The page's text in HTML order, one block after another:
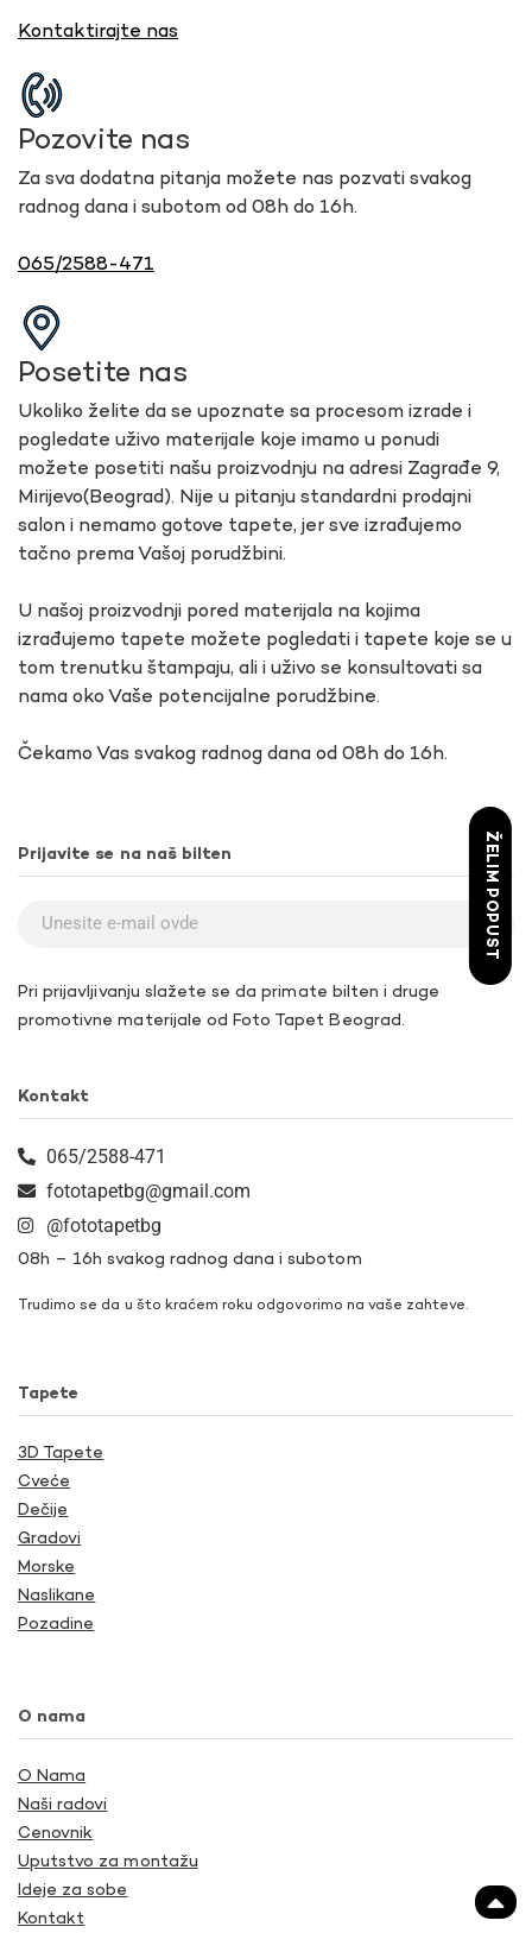
Kontaktirajte nas
Pozovite nas
Za sva dodatna pitanja možete nas pozvati svakog
radnog dana i subotom od 08h do 16h.
065/2588-471
Posetite nas
Ukoliko želite da se upoznate sa procesom izrade i
pogledate uživo materijale koje imamo u ponudi
možete posetiti našu proizvodnju na adresi Zagrađe 9,
Mirijevo(Beograd). Nije u pitanju standardni prodajni
salon i nemamo gotove tapete, jer sve izrađujemo
tačno prema Vašoj porudžbini.
U našoj proizvodnji pored materijala na kojima
izrađujemo tapete možete pogledati i tapete koje se u
tom trenutku štampaju, ali i uživo se konsultovati sa
nama oko Vaše potencijalne porudžbine.
Čekamo Vas svakog radnog dana od 08h do 16h.
Prijavite se na naš bilten
Pri prijavljivanju slažete se da primate bilten i druge
promotivne materijale od Foto Tapet Beograd.
Kontakt
065/2588-471
fototapetbg@gmail.com
@fototapetbg
08h – 16h svakog radnog dana i subotom
Trudimo se da u što kraćem roku odgovorimo na vaše zahteve.
Tapete
3D Tapete
Cveće
Dečije
Gradovi
Morske
Naslikane
Pozadine
O nama
O Nama
Naši radovi
Cenovnik
Uputstvo za montažu
Ideje za sobe
Kontakt
ŽELIM POPUST